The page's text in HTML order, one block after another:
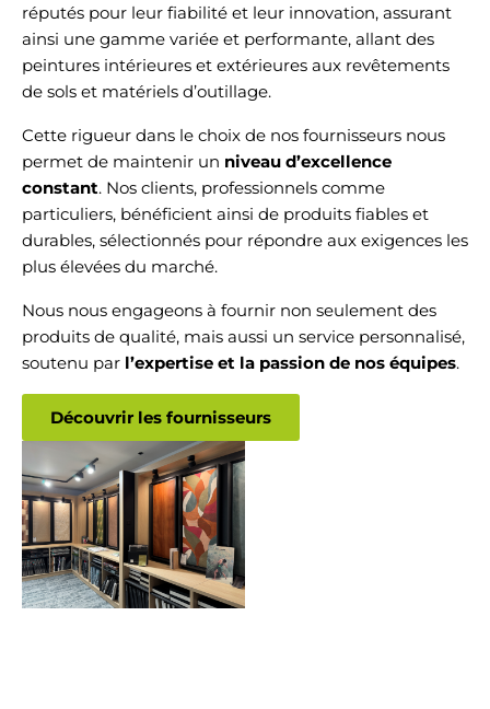
réputés pour leur fiabilité et leur innovation, assurant
ainsi une gamme variée et performante, allant des
peintures intérieures et extérieures aux revêtements
de sols et matériels d’outillage.
Cette rigueur dans le choix de nos fournisseurs nous
permet de maintenir un niveau d’excellence
constant. Nos clients, professionnels comme
particuliers, bénéficient ainsi de produits fiables et
durables, sélectionnés pour répondre aux exigences les
plus élevées du marché.
Nous nous engageons à fournir non seulement des
produits de qualité, mais aussi un service personnalisé,
soutenu par l’expertise et la passion de nos équipes.
Découvrir les fournisseurs